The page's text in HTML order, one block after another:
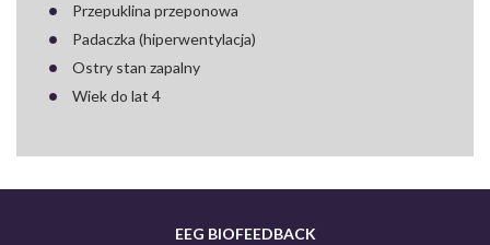
Przepuklina przeponowa
Padaczka (hiperwentylacja)
Ostry stan zapalny
Wiek do lat 4
EEG BIOFEEDBACK